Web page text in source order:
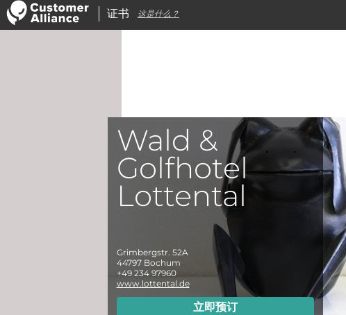
Wald &
Golfhotel
Lottental
Grimbergstr. 52A
44797 Bochum
+49 234 97960
www.lottental.de
立即预订
证书 这是什么？